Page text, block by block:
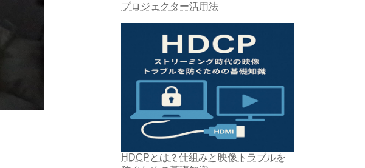
プロジェクター活用法
HDCPとは？仕組みと映像トラブルを